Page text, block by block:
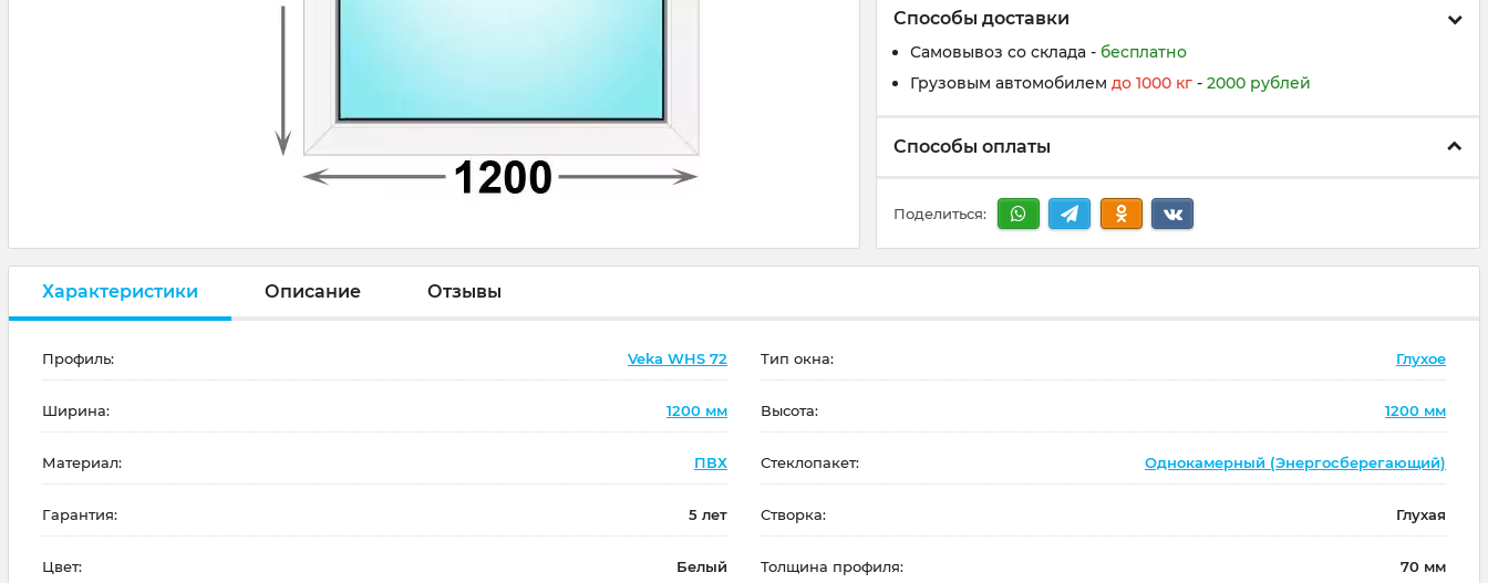
Способы доставки
Самовывоз со склада - бесплатно
Грузовым автомобилем до 1000 кг - 2000 рублей
Способы оплаты
Поделиться:
Характеристики Описание Отзывы
Профиль: Veka WHS 72 Тип окна: Глухое
Ширина: 1200 мм Высота: 1200 мм
Материал: ПВХ Стеклопакет: Однокамерный (Энергосберегающий)
Гарантия: 5 лет Створка: Глухая
Цвет: Белый Толщина профиля: 70 мм